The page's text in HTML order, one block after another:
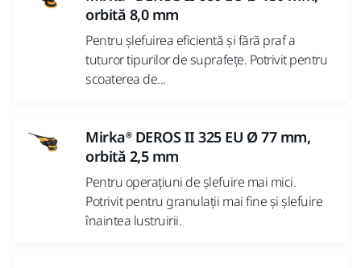
orbită 8,0 mm
Pentru șlefuirea eficientă și fără praf a
tuturor tipurilor de suprafețe. Potrivit pentru
scoaterea de...
Mirka® DEROS II 325 EU Ø 77 mm,
orbită 2,5 mm
Pentru operațiuni de șlefuire mai mici.
Potrivit pentru granulații mai fine și șlefuire
înaintea lustruirii.